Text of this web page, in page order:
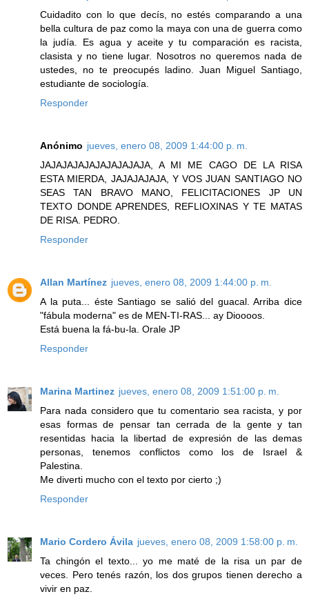
Cuidadito con lo que decís, no estés comparando a una
bella cultura de paz como la maya con una de guerra como
la judía. Es agua y aceite y tu comparación es racista,
clasista y no tiene lugar. Nosotros no queremos nada de
ustedes, no te preocupés ladino. Juan Miguel Santiago,
estudiante de sociología.
Responder
Anónimo jueves, enero 08, 2009 1:44:00 p. m.
JAJAJAJAJAJAJAJAJAJA, A MI ME CAGO DE LA RISA
ESTA MIERDA, JAJAJAJAJA, Y VOS JUAN SANTIAGO NO
SEAS TAN BRAVO MANO, FELICITACIONES JP UN
TEXTO DONDE APRENDES, REFLIOXINAS Y TE MATAS
DE RISA. PEDRO.
Responder
Allan Martínez jueves, enero 08, 2009 1:44:00 p. m.
A la puta... éste Santiago se salió del guacal. Arriba dice
"fábula moderna" es de MEN-TI-RAS... ay Dioooos.
Está buena la fá-bu-la. Orale JP
Responder
Marina Martinez jueves, enero 08, 2009 1:51:00 p. m.
Para nada considero que tu comentario sea racista, y por
esas formas de pensar tan cerrada de la gente y tan
resentidas hacia la libertad de expresión de las demas
personas, tenemos conflictos como los de Israel &
Palestina.
Me diverti mucho con el texto por cierto ;)
Responder
Mario Cordero Ávila jueves, enero 08, 2009 1:58:00 p. m.
Ta chingón el texto... yo me maté de la risa un par de
veces. Pero tenés razón, los dos grupos tienen derecho a
vivir en paz.